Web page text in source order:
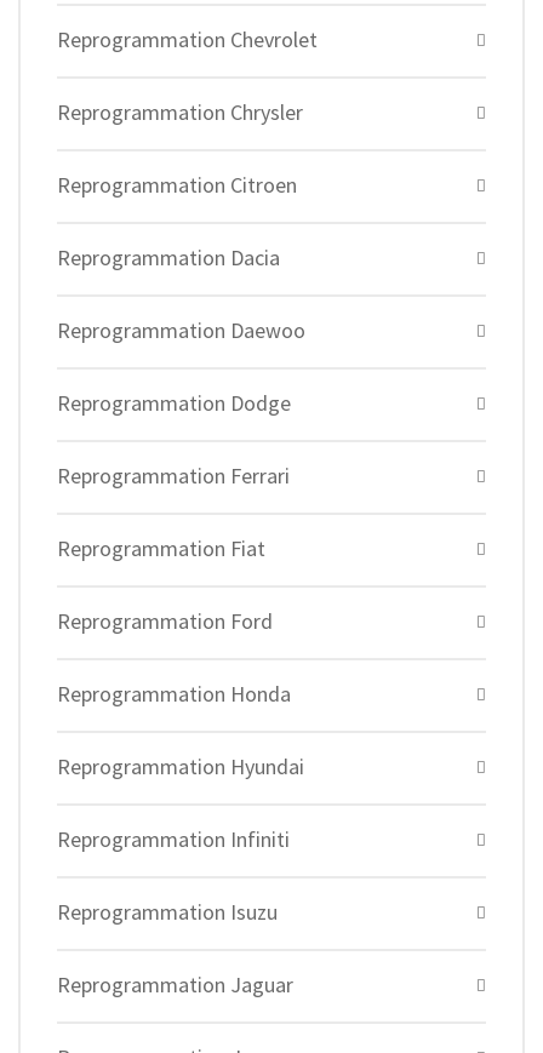
Reprogrammation Chevrolet
Reprogrammation Chrysler
Reprogrammation Citroen
Reprogrammation Dacia
Reprogrammation Daewoo
Reprogrammation Dodge
Reprogrammation Ferrari
Reprogrammation Fiat
Reprogrammation Ford
Reprogrammation Honda
Reprogrammation Hyundai
Reprogrammation Infiniti
Reprogrammation Isuzu
Reprogrammation Jaguar